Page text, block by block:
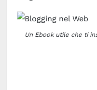
Un Ebook utile che ti